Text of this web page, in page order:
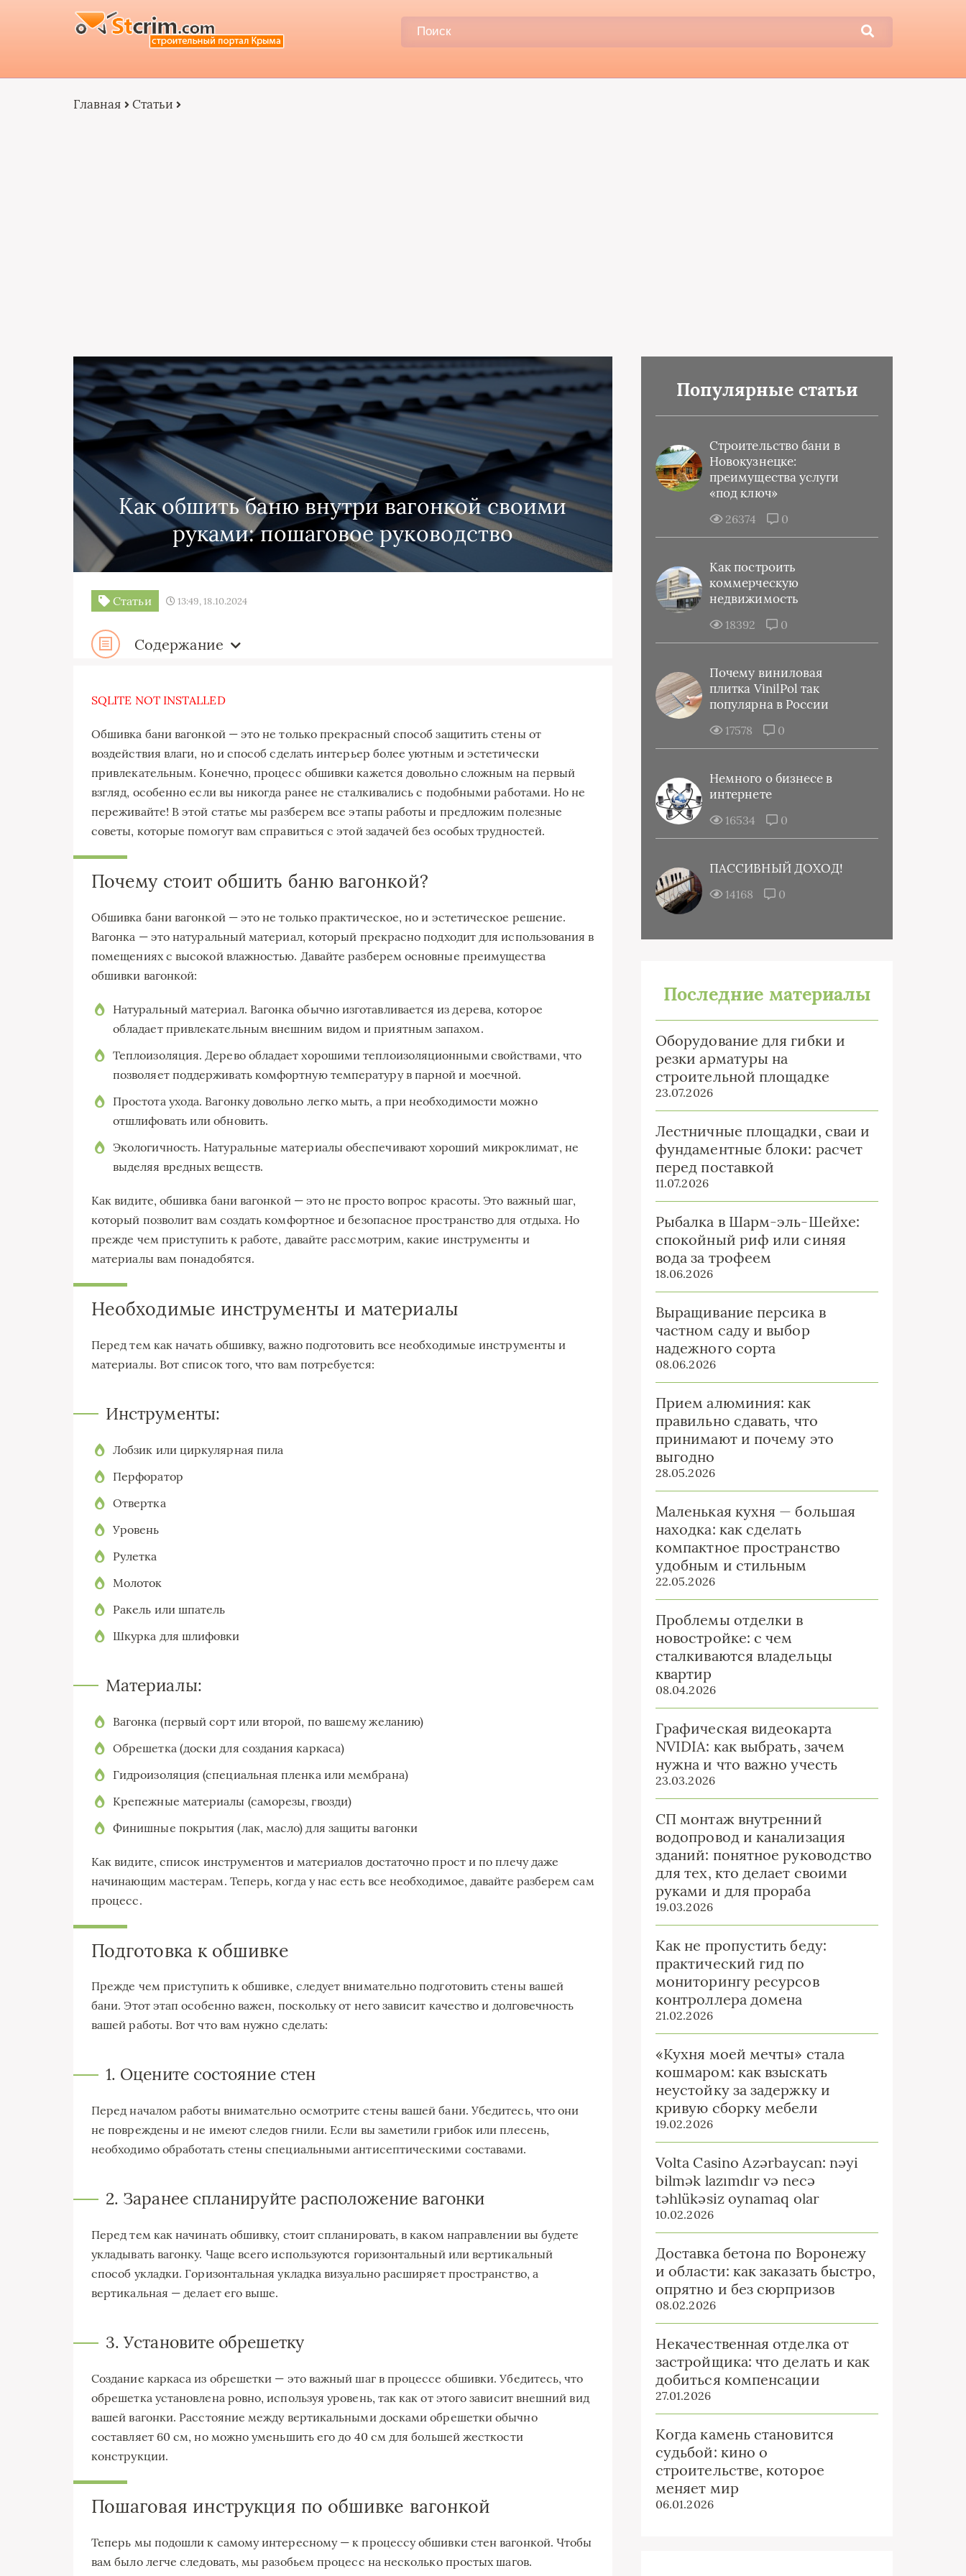
Главная Статьи
Как обшить баню внутри вагонкой своими
руками: пошаговое руководство
Статьи 13:49, 18.10.2024
Содержание
SQLITE NOT INSTALLED
Обшивка бани вагонкой — это не только прекрасный способ защитить стены от
воздействия влаги, но и способ сделать интерьер более уютным и эстетически
привлекательным. Конечно, процесс обшивки кажется довольно сложным на первый
взгляд, особенно если вы никогда ранее не сталкивались с подобными работами. Но не
переживайте! В этой статье мы разберем все этапы работы и предложим полезные
советы, которые помогут вам справиться с этой задачей без особых трудностей.
Почему стоит обшить баню вагонкой?
Обшивка бани вагонкой — это не только практическое, но и эстетическое решение.
Вагонка — это натуральный материал, который прекрасно подходит для использования в
помещениях с высокой влажностью. Давайте разберем основные преимущества
обшивки вагонкой:
Натуральный материал. Вагонка обычно изготавливается из дерева, которое
обладает привлекательным внешним видом и приятным запахом.
Теплоизоляция. Дерево обладает хорошими теплоизоляционными свойствами, что
позволяет поддерживать комфортную температуру в парной и моечной.
Простота ухода. Вагонку довольно легко мыть, а при необходимости можно
отшлифовать или обновить.
Экологичность. Натуральные материалы обеспечивают хороший микроклимат, не
выделяя вредных веществ.
Как видите, обшивка бани вагонкой — это не просто вопрос красоты. Это важный шаг,
который позволит вам создать комфортное и безопасное пространство для отдыха. Но
прежде чем приступить к работе, давайте рассмотрим, какие инструменты и
материалы вам понадобятся.
Необходимые инструменты и материалы
Перед тем как начать обшивку, важно подготовить все необходимые инструменты и
материалы. Вот список того, что вам потребуется:
Инструменты:
Лобзик или циркулярная пила
Перфоратор
Отвертка
Уровень
Рулетка
Молоток
Ракель или шпатель
Шкурка для шлифовки
Материалы:
Вагонка (первый сорт или второй, по вашему желанию)
Обрешетка (доски для создания каркаса)
Гидроизоляция (специальная пленка или мембрана)
Крепежные материалы (саморезы, гвозди)
Финишные покрытия (лак, масло) для защиты вагонки
Как видите, список инструментов и материалов достаточно прост и по плечу даже
начинающим мастерам. Теперь, когда у нас есть все необходимое, давайте разберем сам
процесс.
Подготовка к обшивке
Прежде чем приступить к обшивке, следует внимательно подготовить стены вашей
бани. Этот этап особенно важен, поскольку от него зависит качество и долговечность
вашей работы. Вот что вам нужно сделать:
1. Оцените состояние стен
Перед началом работы внимательно осмотрите стены вашей бани. Убедитесь, что они
не повреждены и не имеют следов гнили. Если вы заметили грибок или плесень,
необходимо обработать стены специальными антисептическими составами.
2. Заранее спланируйте расположение вагонки
Перед тем как начинать обшивку, стоит спланировать, в каком направлении вы будете
укладывать вагонку. Чаще всего используются горизонтальный или вертикальный
способ укладки. Горизонтальная укладка визуально расширяет пространство, а
вертикальная — делает его выше.
3. Установите обрешетку
Создание каркаса из обрешетки — это важный шаг в процессе обшивки. Убедитесь, что
обрешетка установлена ровно, используя уровень, так как от этого зависит внешний вид
вашей вагонки. Расстояние между вертикальными досками обрешетки обычно
составляет 60 см, но можно уменьшить его до 40 см для большей жесткости
конструкции.
Пошаговая инструкция по обшивке вагонкой
Теперь мы подошли к самому интересному — к процессу обшивки стен вагонкой. Чтобы
вам было легче следовать, мы разобьем процесс на несколько простых шагов.
Популярные статьи
Строительство бани в
Новокузнецке:
преимущества услуги
«под ключ»
26374 0
Как построить
коммерческую
недвижимость
18392 0
Почему виниловая
плитка VinilPol так
популярна в России
17578 0
Немного о бизнесе в
интернете
16534 0
ПАССИВНЫЙ ДОХОД!
14168 0
Последние материалы
Оборудование для гибки и
резки арматуры на
строительной площадке
23.07.2026
Лестничные площадки, сваи и
фундаментные блоки: расчет
перед поставкой
11.07.2026
Рыбалка в Шарм-эль-Шейхе:
спокойный риф или синяя
вода за трофеем
18.06.2026
Выращивание персика в
частном саду и выбор
надежного сорта
08.06.2026
Прием алюминия: как
правильно сдавать, что
принимают и почему это
выгодно
28.05.2026
Маленькая кухня — большая
находка: как сделать
компактное пространство
удобным и стильным
22.05.2026
Проблемы отделки в
новостройке: с чем
сталкиваются владельцы
квартир
08.04.2026
Графическая видеокарта
NVIDIA: как выбрать, зачем
нужна и что важно учесть
23.03.2026
СП монтаж внутренний
водопровод и канализация
зданий: понятное руководство
для тех, кто делает своими
руками и для прораба
19.03.2026
Как не пропустить беду:
практический гид по
мониторингу ресурсов
контроллера домена
21.02.2026
«Кухня моей мечты» стала
кошмаром: как взыскать
неустойку за задержку и
кривую сборку мебели
19.02.2026
Volta Casino Azərbaycan: nəyi
bilmək lazımdır və necə
təhlükəsiz oynamaq olar
10.02.2026
Доставка бетона по Воронежу
и области: как заказать быстро,
опрятно и без сюрпризов
08.02.2026
Некачественная отделка от
застройщика: что делать и как
добиться компенсации
27.01.2026
Когда камень становится
судьбой: кино о
строительстве, которое
меняет мир
06.01.2026